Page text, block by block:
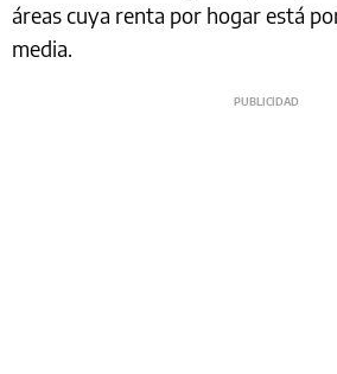
áreas cuya renta por hogar está
media.